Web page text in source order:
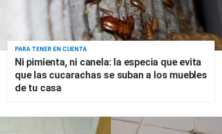
PARA TENER EN CUENTA
Ni pimienta, ni canela: la especia que evita
que las cucarachas se suban a los muebles
de tu casa